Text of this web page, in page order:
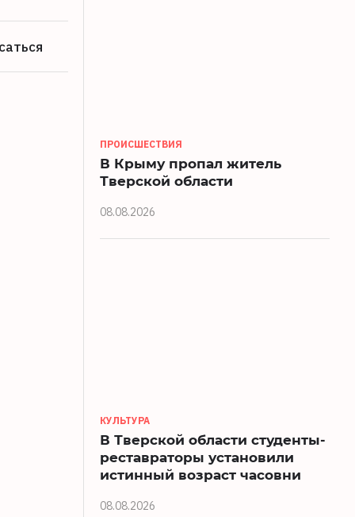
ПРОИСШЕСТВИЯ
В Крыму пропал житель
Тверской области
08.08.2026
КУЛЬТУРА
В Тверской области студенты-
реставраторы установили
истинный возраст часовни
08.08.2026